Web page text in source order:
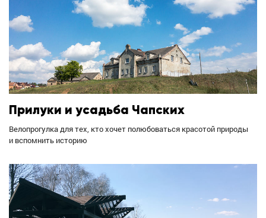
Прилуки и усадьба Чапских
Велопрогулка для тех, кто хочет полюбоваться красотой природы
и вспомнить историю